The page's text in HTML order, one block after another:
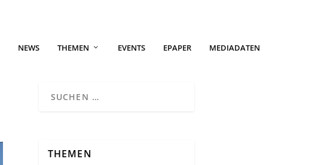
NEWS THEMEN EVENTS EPAPER MEDIADATEN
THEMEN